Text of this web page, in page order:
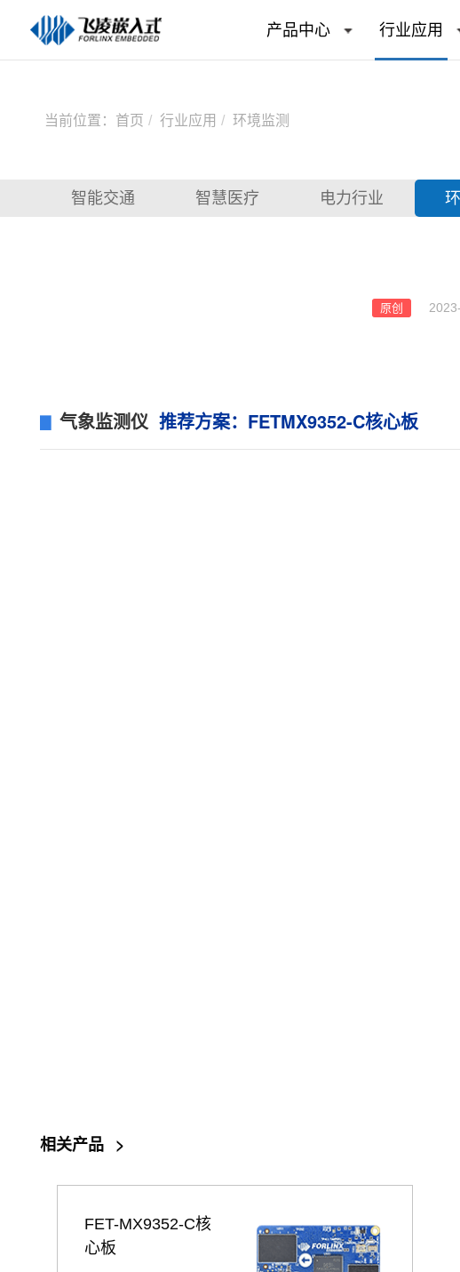
产品中心 行业应用
当前位置： 首页 行业应用 环境监测
智能交通 智慧医疗 电力行业
原创
▊ 气象监测仪推荐方案：FETMX9352-C核心板
相关产品 >
FET-MX9352-C核
心板